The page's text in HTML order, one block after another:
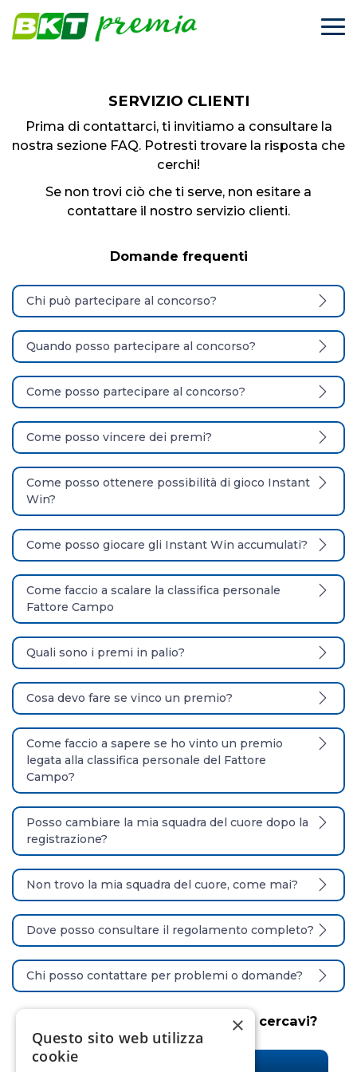
BKT premia 2025-
SERVIZIO CLIENTI
Prima di contattarci, ti invitiamo a consultare la
nostra sezione FAQ. Potresti trovare la risposta che
cerchi!
Se non trovi ciò che ti serve, non esitare a
contattare il nostro servizio clienti.
Domande frequenti
Chi può partecipare al concorso?
Quando posso partecipare al concorso?
Come posso partecipare al concorso?
Come posso vincere dei premi?
Come posso ottenere possibilità di gioco Instant
Win?
Come posso giocare gli Instant Win accumulati?
Come faccio a scalare la classifica personale
Fattore Campo
Quali sono i premi in palio?
Cosa devo fare se vinco un premio?
Come faccio a sapere se ho vinto un premio
legata alla classifica personale del Fattore
Campo?
Posso cambiare la mia squadra del cuore dopo la
registrazione?
Non trovo la mia squadra del cuore, come mai?
Dove posso consultare il regolamento completo?
Chi posso contattare per problemi o domande?
Non hai trovato la risposta che cercavi?
×
Questo sito web utilizza
cookie